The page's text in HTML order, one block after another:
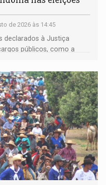
de 2026 às 14:45
declarados à Justiça
públicos, como a
Magna dos Anjos